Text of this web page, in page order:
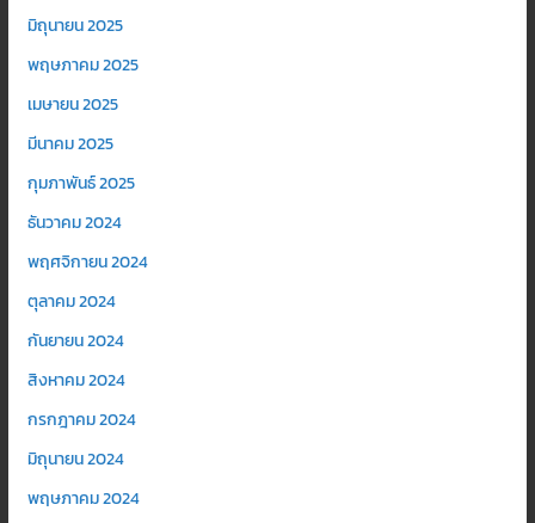
มิถุนายน 2025
พฤษภาคม 2025
เมษายน 2025
มีนาคม 2025
กุมภาพันธ์ 2025
ธันวาคม 2024
พฤศจิกายน 2024
ตุลาคม 2024
กันยายน 2024
สิงหาคม 2024
กรกฎาคม 2024
มิถุนายน 2024
พฤษภาคม 2024